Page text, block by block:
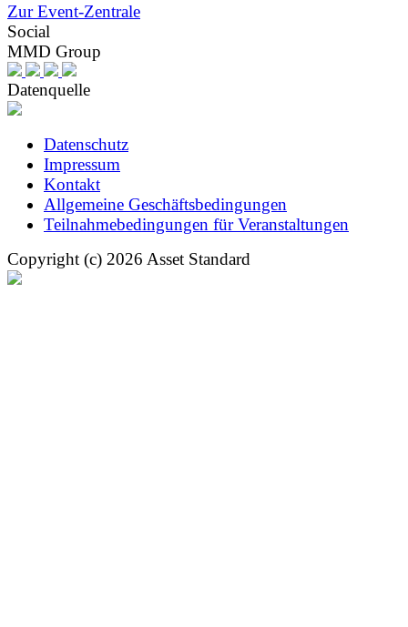
Zur Event-Zentrale
Social
MMD Group
Datenquelle
Datenschutz
Impressum
Kontakt
Allgemeine Geschäftsbedingungen
Teilnahmebedingungen für Veranstaltungen
Copyright (c) 2026 Asset Standard